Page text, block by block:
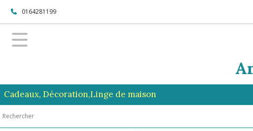
0164281199
Cadeaux, Décoration,Linge de maison